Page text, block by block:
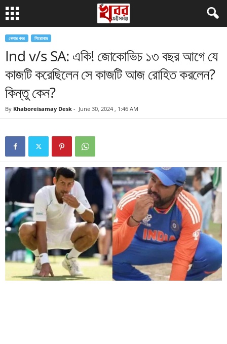
খেলার খবর শিরোনাম
Ind v/s SA: একি! জোকোভিচ ১৩ বছর আগে যে
কাজটি করেছিলেন সে কাজটি আজ রোহিত করলেন?
কিন্তু কেন?
By Khaboreisamay Desk - June 30, 2024 , 1:46 AM